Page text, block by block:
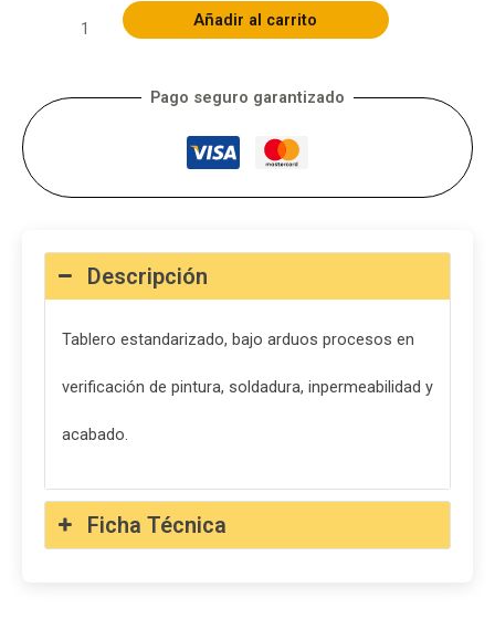
Añadir al carrito
Pago seguro garantizado
Descripción
Tablero estandarizado, bajo arduos procesos en
verificación de pintura, soldadura, inpermeabilidad y
acabado.
Ficha Técnica